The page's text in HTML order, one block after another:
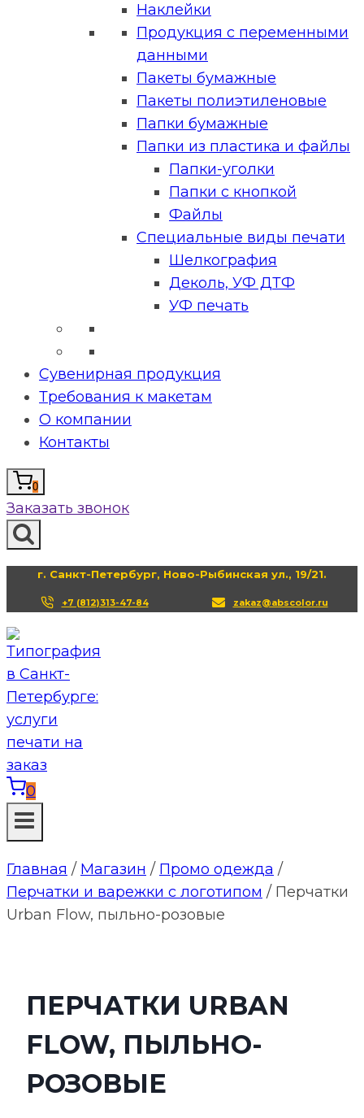
Наклейки
Продукция с переменными
данными
Пакеты бумажные
Пакеты полиэтиленовые
Папки бумажные
Папки из пластика и файлы
Папки-уголки
Папки с кнопкой
Файлы
Специальные виды печати
Шелкография
Деколь, УФ ДТФ
УФ печать
Сувенирная продукция
Требования к макетам
О компании
Контакты
0
Заказать звонок
г. Санкт-Петербург, Ново-Рыбинская ул., 19/21.
+7 (812)313-47-84 zakaz@abscolor.ru
0
Главная / Магазин / Промо одежда /
Перчатки и варежки с логотипом / Перчатки
Urban Flow, пыльно-розовые
ПЕРЧАТКИ URBAN
FLOW, ПЫЛЬНО-
РОЗОВЫЕ